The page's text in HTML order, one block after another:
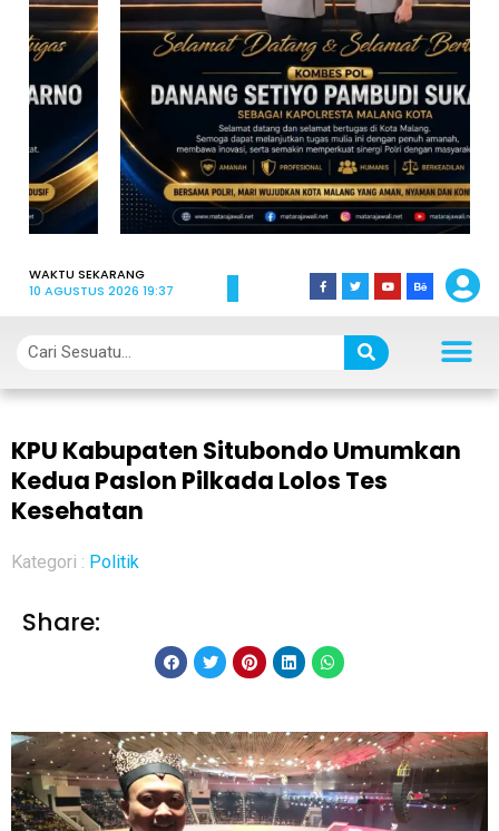
WAKTU SEKARANG
10 AGUSTUS 2026 19:37
KPU Kabupaten Situbondo Umumkan
Kedua Paslon Pilkada Lolos Tes
Kesehatan
Kategori : Politik
Share: